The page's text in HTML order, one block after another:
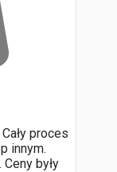
proces
innym.
były